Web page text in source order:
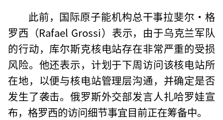
此前，国际原子能机构总干事拉斐尔·格
罗西（Rafael Grossi）表示，由于乌克兰军队
的行动，库尔斯克核电站存在非常严重的受损
风险。他还表示，计划于下周访问该核电站所
在地，以便与核电站管理层沟通，并确定是否
发生了袭击。俄罗斯外交部发言人扎哈罗娃宣
布，格罗西的访问细节事宜目前正在筹备中。